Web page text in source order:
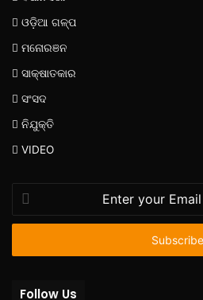
ଓଡ଼ିଆ ଗଳ୍ପ
ମନୋରଞନ
ସାକ୍ଷାତକାର
ସଂସଦ
ନିଯୁକ୍ତି
VIDEO
your
Email
Follow Us